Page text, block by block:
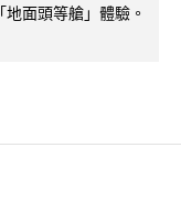
面頭等艙」體驗。